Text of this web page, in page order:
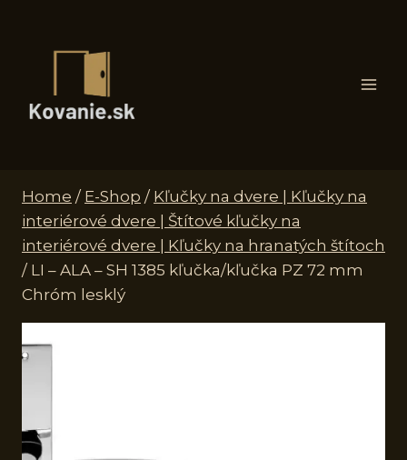
Home / E-Shop / Kľučky na dvere | Kľučky na
interiérové dvere | Štítové kľučky na
interiérové dvere | Kľučky na hranatých štítoch
/ LI – ALA – SH 1385 kľučka/kľučka PZ 72 mm
Chróm lesklý